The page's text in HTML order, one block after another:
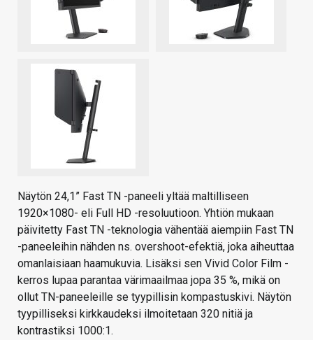
Näytön 24,1” Fast TN -paneeli yltää maltilliseen
1920×1080- eli Full HD -resoluutioon. Yhtiön mukaan
päivitetty Fast TN -teknologia vähentää aiempiin Fast TN
-paneeleihin nähden ns. overshoot-efektiä, joka aiheuttaa
omanlaisiaan haamukuvia. Lisäksi sen Vivid Color Film -
kerros lupaa parantaa värimaailmaa jopa 35 %, mikä on
ollut TN-paneeleille se tyypillisin kompastuskivi. Näytön
tyypilliseksi kirkkaudeksi ilmoitetaan 320 nitiä ja
kontrastiksi 1000:1.